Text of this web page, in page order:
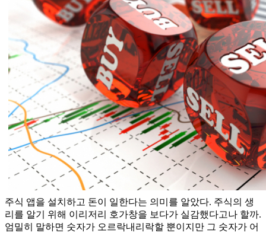
주식 앱을 설치하고 돈이 일한다는 의미를 알았다. 주식의 생
리를 알기 위해 이리저리 호가창을 보다가 실감했다고나 할까.
엄밀히 말하면 숫자가 오르락내리락할 뿐이지만 그 숫자가 어